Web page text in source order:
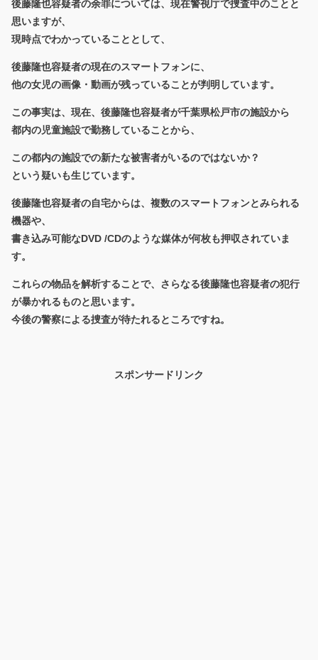
後藤隆也容疑者の余罪については、現在警視庁で捜査中のことと
思いますが、
現時点でわかっていることとして、
後藤隆也容疑者の現在のスマートフォンに、
他の女児の画像・動画が残っていることが判明しています。
この事実は、現在、後藤隆也容疑者が千葉県松戸市の施設から
都内の児童施設で勤務していることから、
この都内の施設での新たな被害者がいるのではないか？
という疑いも生じています。
後藤隆也容疑者の自宅からは、複数のスマートフォンとみられる
機器や、
書き込み可能なDVD /CDのような媒体が何枚も押収されていま
す。
これらの物品を解析することで、さらなる後藤隆也容疑者の犯行
が暴かれるものと思います。
今後の警察による捜査が待たれるところですね。
スポンサードリンク